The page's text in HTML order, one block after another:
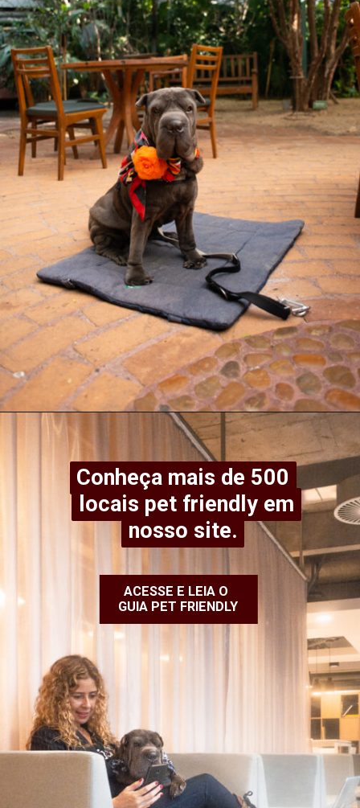
Conheça mais de 500
locais pet friendly em
nosso site.
Conheça mais de 500
locais pet friendly em
nosso site.
ACESSE E LEIA O
GUIA PET FRIENDLY